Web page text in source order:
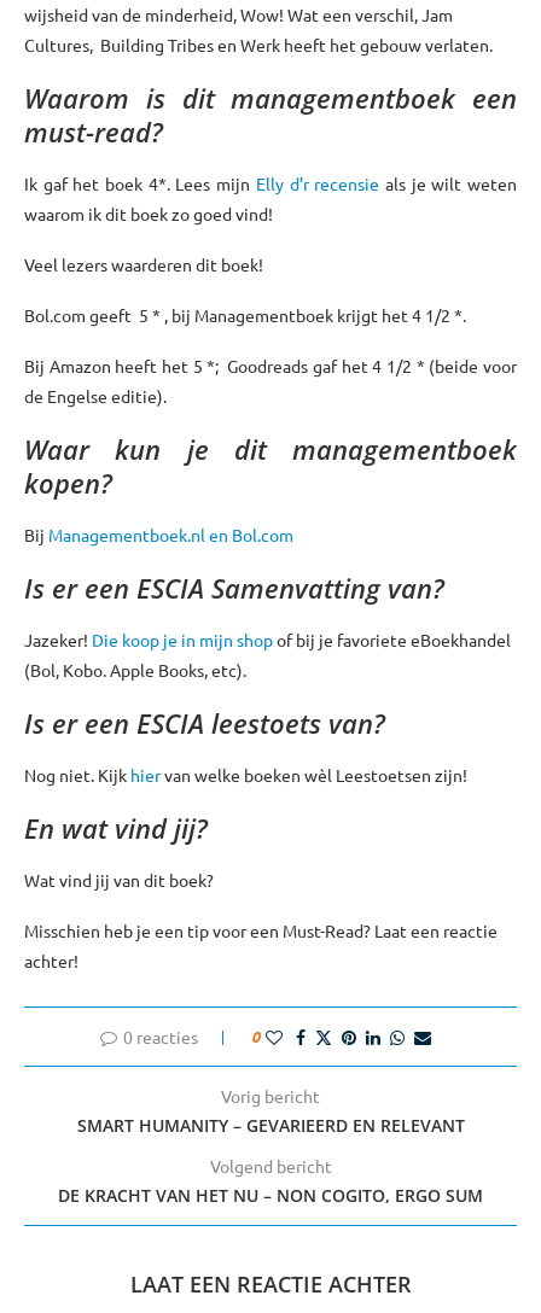
wijsheid van de minderheid, Wow! Wat een verschil, Jam
Cultures, Building Tribes en Werk heeft het gebouw verlaten.
Waarom is dit managementboek een
must-read?
Ik gaf het boek 4*. Lees mijn Elly d’r recensie als je wilt weten
waarom ik dit boek zo goed vind!
Veel lezers waarderen dit boek!
Bol.com geeft 5 * , bij Managementboek krijgt het 4 1/2 *.
Bij Amazon heeft het 5 *; Goodreads gaf het 4 1/2 * (beide voor
de Engelse editie).
Waar kun je dit managementboek
kopen?
Bij Managementboek.nl en Bol.com
Is er een ESCIA Samenvatting van?
Jazeker! Die koop je in mijn shopof bij je favoriete eBoekhandel
(Bol, Kobo. Apple Books, etc).
Is er een ESCIA leestoets van?
Nog niet. Kijk hiervan welke boeken wèl Leestoetsen zijn!
En wat vind jij?
Wat vind jij van dit boek?
Misschien heb je een tip voor een Must-Read? Laat een reactie
achter!
0 reacties 0
Vorig bericht
SMART HUMANITY – GEVARIEERD EN RELEVANT
Volgend bericht
DE KRACHT VAN HET NU – NON COGITO, ERGO SUM
LAAT EEN REACTIE ACHTER